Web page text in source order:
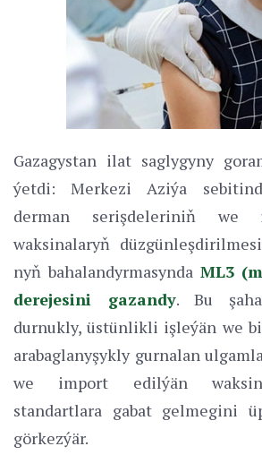
Gazagystan ilat saglygyny
ýetdi: Merkezi Aziýa
derman serişdeleriniň we
waksinalaryň
nyň bahalandyrmasynda ML3
derejesini gazandy. Bu
durnukly, üstünlikli işleýän we
arabaglanyşykly gurnalan
we import edilýän
standartlara gabat gelmegini
görkezýär.